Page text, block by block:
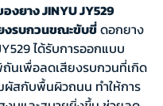
ยาง JINYU JY529
งรบกวนขณะขับขี่ ดอกยาง
ได้รับการออกแบบ
นเพื่อลดเสียงรบกวนที่เกิด
ผัสกับพื้นผิวถนน ทำให้การ